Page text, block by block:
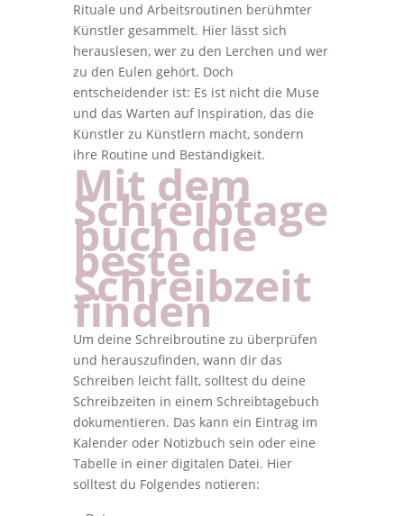
Rituale und Arbeitsroutinen berühmter
Künstler gesammelt. Hier lässt sich
herauslesen, wer zu den Lerchen und wer
zu den Eulen gehört. Doch
entscheidender ist: Es ist nicht die Muse
und das Warten auf Inspiration, das die
Künstler zu Künstlern macht, sondern
ihre Routine und Beständigkeit.
Mit dem
Schreibtage
buch die
beste
Schreibzeit
finden
Um deine Schreibroutine zu überprüfen
und herauszufinden, wann dir das
Schreiben leicht fällt, solltest du deine
Schreibzeiten in einem Schreibtagebuch
dokumentieren. Das kann ein Eintrag im
Kalender oder Notizbuch sein oder eine
Tabelle in einer digitalen Datei. Hier
solltest du Folgendes notieren: